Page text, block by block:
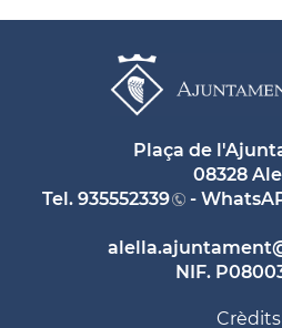
Plaça de
08328
Tel. 935552339 -
alella.ajuntament
NIF.
Crèdits